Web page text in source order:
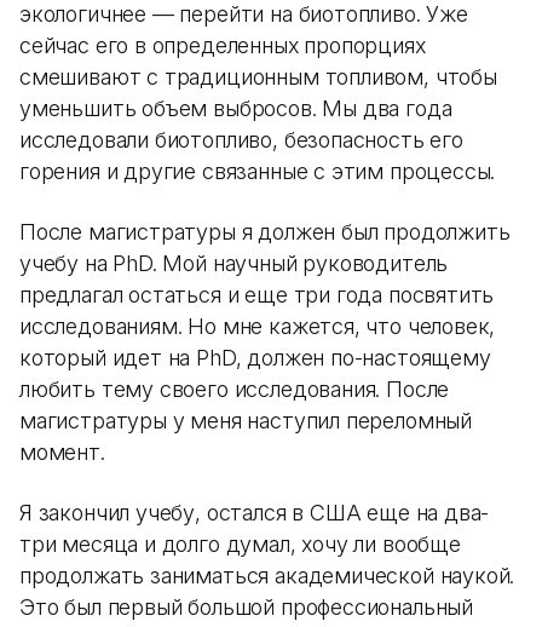
экологичнее — перейти на биотопливо. Уже
сейчас его в определенных пропорциях
смешивают с традиционным топливом, чтобы
уменьшить объем выбросов. Мы два года
исследовали биотопливо, безопасность его
горения и другие связанные с этим процессы.
После магистратуры я должен был продолжить
учебу на PhD. Мой научный руководитель
предлагал остаться и еще три года посвятить
исследованиям. Но мне кажется, что человек,
который идет на PhD, должен по-настоящему
любить тему своего исследования. После
магистратуры у меня наступил переломный
момент.
Я закончил учебу, остался в США еще на два-
три месяца и долго думал, хочу ли вообще
продолжать заниматься академической наукой.
Это был первый большой профессиональный